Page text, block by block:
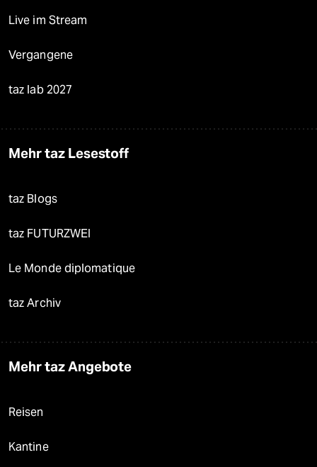
Live im Stream
Vergangene
taz lab 2027
Mehr taz Lesestoff
taz Blogs
taz FUTURZWEI
Le Monde diplomatique
taz Archiv
Mehr taz Angebote
Reisen
Kantine